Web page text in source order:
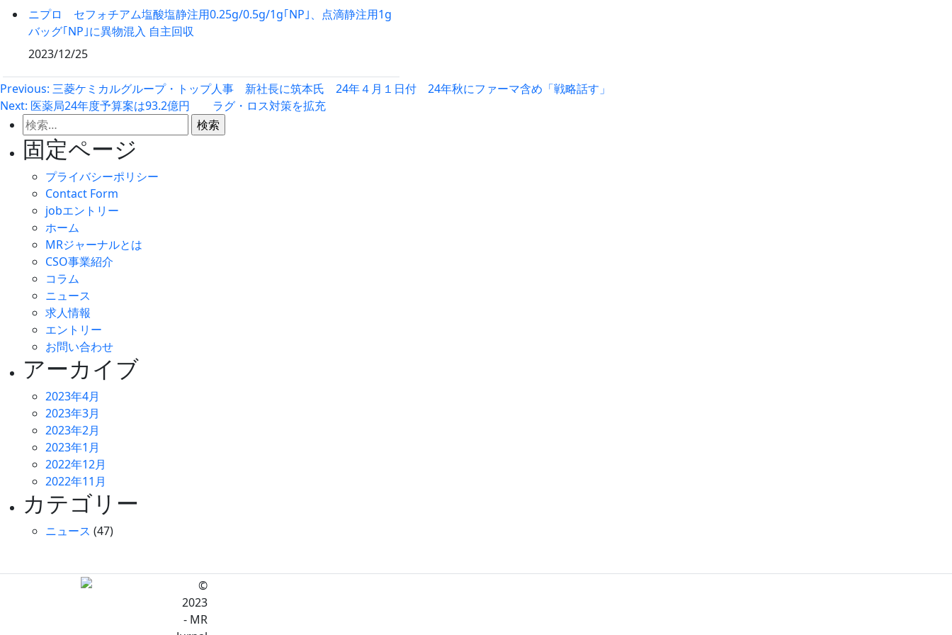
ニプロ セフォチアム塩酸塩静注用0.25g/0.5g/1g｢NP｣、点滴静注用1g
バッグ｢NP｣に異物混入 自主回収
2023/12/25
投
稿
ナ
Previous: 三菱ケミカルグループ・トップ人事 新社長に筑本氏 24年４月１日付 24年秋にファーマ含め「戦略話す」
Next: 医薬局24年度予算案は93.2億円 ラグ・ロス対策を拡充
検
索:
固定ページ
プライバシーポリシー
Contact Form
jobエントリー
ホーム
MRジャーナルとは
CSO事業紹介
コラム
ニュース
求人情報
エントリー
お問い合わせ
アーカイブ
2023年4月
2023年3月
2023年2月
2023年1月
2022年12月
2022年11月
カテゴリー
ニュース (47)
©
2023
- MR